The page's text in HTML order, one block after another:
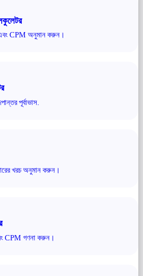
এবং CPM অনুমান করুন।
পূর্বাভাস.
খরচ অনুমান করুন।
CPM গণনা করুন।